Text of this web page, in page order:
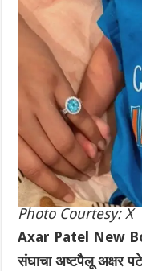
Photo Courtesy: X
Axar Patel New
संघाचा अष्टपैलू अक्षर